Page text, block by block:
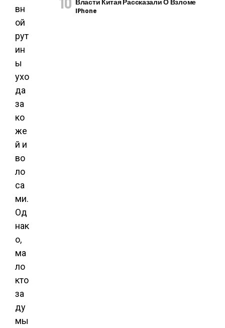
вн
ой
рут
ин
ы
ухо
да
за
ко
же
й и
во
ло
са
ми.
Од
нак
о,
ма
ло
кто
за
ду
мы
Власти Китая Рассказали О Взломе
IPhone